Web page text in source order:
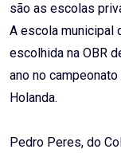
são as escolas
A escola municipal
escolhida na OBR
ano no
Holanda.
Pedro Peres, do